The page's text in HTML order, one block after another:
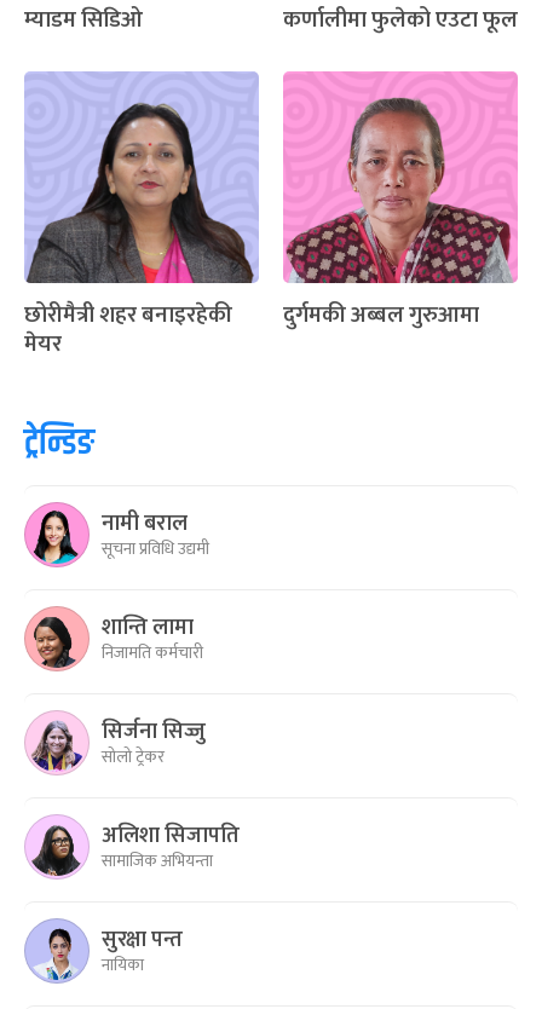
म्याडम सिडिओ कर्णालीमा फुलेको एउटा फूल
छोरीमैत्री शहर बनाइरहेकी
मेयर
दुर्गमकी अब्बल गुरुआमा
ट्रेन्डिङ
नामी बराल
सूचना प्रविधि उद्यमी
शान्ति लामा
निजामति कर्मचारी
सिर्जना सिज्जु
सोलो ट्रेकर
अलिशा सिजापति
सामाजिक अभियन्ता
सुरक्षा पन्त
नायिका